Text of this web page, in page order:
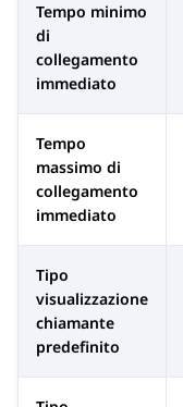
Tempo minimo
di
collegamento
immediato
Tempo
massimo di
collegamento
immediato
Tipo
visualizzazione
chiamante
predefinito